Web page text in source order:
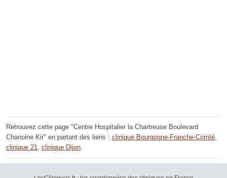
Retrouvez cette page "Centre Hospitalier la Chartreuse Boulevard
Chanoine Kir" en partant des liens : clinique Bourgogne-Franche-Comté,
clinique 21, clinique Dijon.